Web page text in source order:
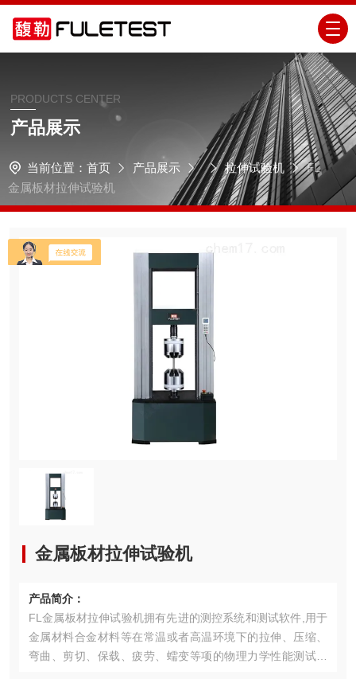
PRODUCTS CENTER
产品展示
当前位置： 首页 产品展示 拉伸试验机
FL
金属板材拉伸试验机
金属板材拉伸试验机
产品简介：
FL金属板材拉伸试验机拥有先进的测控系统和测试软件,用于
金属材料合金材料等在常温或者高温环境下的拉伸、压缩、
弯曲、剪切、保载、疲劳、蠕变等项的物理力学性能测试分